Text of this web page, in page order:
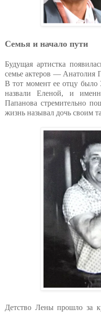
Семья и начало пути
Будущая артистка
семье актеров — Анатолия
В тот момент ее отцу
назвали Еленой, и
Папанова стремительно
жизнь называл дочь своим
Детство Лены прошло за